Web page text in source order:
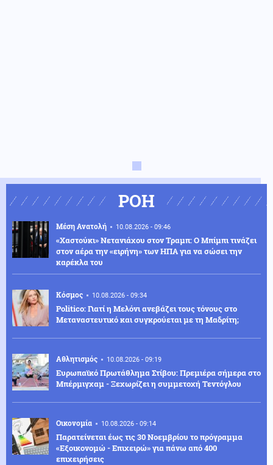
ΡΟΗ
Μέση Ανατολή 10.08.2026 - 09:46
«Χαστούκι» Νετανιάχου στον Τραμπ: Ο Μπίμπι τινάζει
στον αέρα την «ειρήνη» των ΗΠΑ για να σώσει την
καρέκλα του
Κόσμος 10.08.2026 - 09:34
Politico: Γιατί η Μελόνι ανεβάζει τους τόνους στο
Μεταναστευτικό και συγκρούεται με τη Μαδρίτη;
Αθλητισμός 10.08.2026 - 09:19
Ευρωπαϊκό Πρωτάθλημα Στίβου: Πρεμιέρα σήμερα στο
Μπέρμιγχαμ - Ξεχωρίζει η συμμετοχή Τεντόγλου
Οικονομία 10.08.2026 - 09:14
Παρατείνεται έως τις 30 Νοεμβρίου το πρόγραμμα
«Εξοικονομώ - Επιχειρώ» για πάνω από 400
επιχειρήσεις